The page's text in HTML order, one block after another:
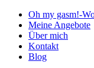
Oh my gasm!-
Meine Angebote
Über mich
Kontakt
Blog